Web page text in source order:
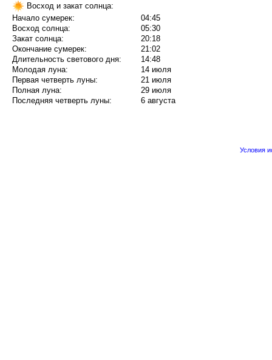
Восход и закат солнца:
Начало сумерек:
04:45
Восход солнца:
05:30
Закат солнца:
20:18
Окончание сумерек:
21:02
Длительность светового дня:
14:48
Молодая луна:
14 июля
Первая четверть луны:
21 июля
Полная луна:
29 июля
Последняя четверть луны:
6 августа
Условия